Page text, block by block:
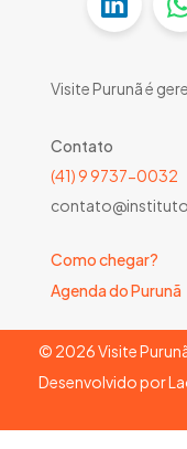
Visite Purunã é
Contato
(41) 9 9737-0032
Como chegar?
Agenda do Purunã
© 2026Visite
Desenvolvido por